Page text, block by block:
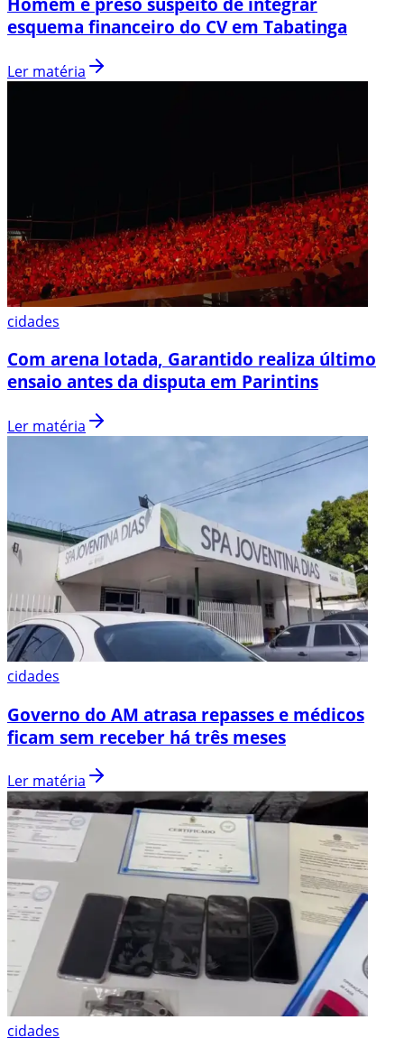
esquema financeiro do CV em Tabatinga
Ler matéria
cidades
Com arena lotada, Garantido realiza último
ensaio antes da disputa em Parintins
Ler matéria
cidades
Governo do AM atrasa repasses e médicos
ficam sem receber há três meses
Ler matéria
cidades